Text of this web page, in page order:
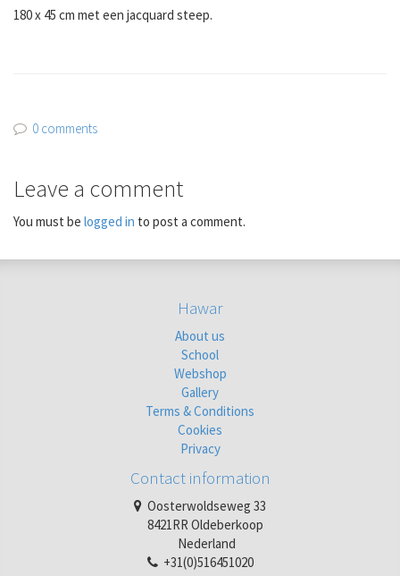
180 x 45 cm met een jacquard steep.
0 comments
Leave a comment
You must be logged in to post a comment.
Hawar
About us
School
Webshop
Gallery
Terms & Conditions
Cookies
Privacy
Contact information
Oosterwoldseweg 33
8421RR Oldeberkoop
Nederland
+31(0)516451020